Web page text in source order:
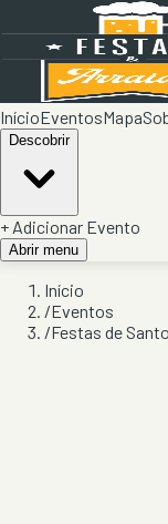
InícioEventosMapa
Descobrir
+ Adicionar Evento
Abrir menu
Início
/Eventos
/Festas de